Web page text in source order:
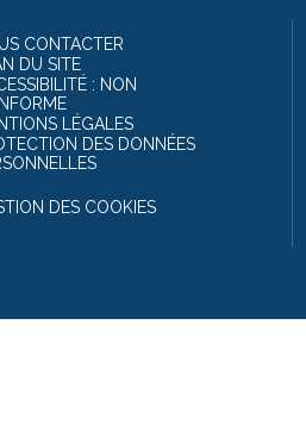
CONTACTER
DU SITE
: NON
LÉGALES
DES DONNÉES
DES COOKIES